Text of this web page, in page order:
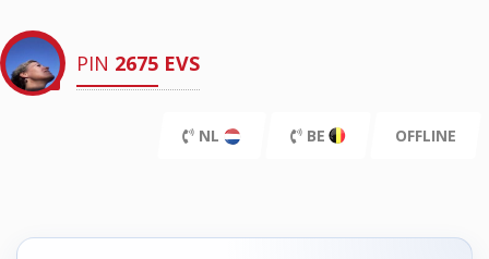
PIN 2675 EVS
NL BE OFFLINE